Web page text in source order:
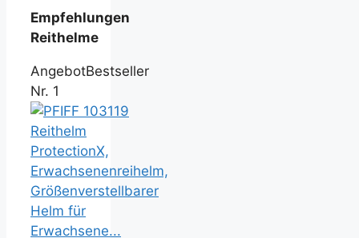
Empfehlungen
Reithelme
AngebotBestseller
Nr. 1